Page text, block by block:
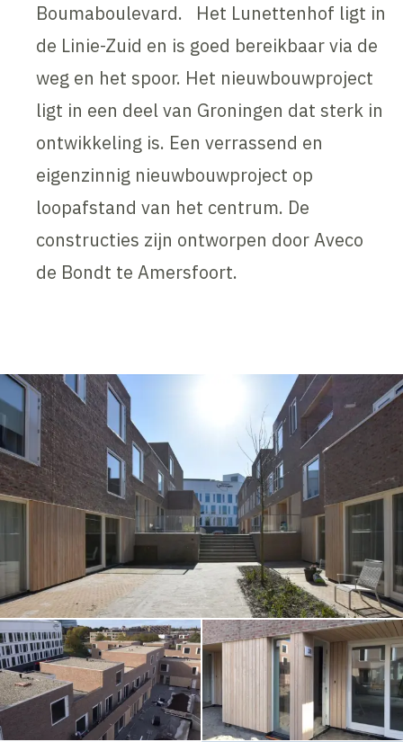
Boumaboulevard. Het Lunettenhof ligt in
de Linie-Zuid en is goed bereikbaar via de
weg en het spoor. Het nieuwbouwproject
ligt in een deel van Groningen dat sterk in
ontwikkeling is. Een verrassend en
eigenzinnig nieuwbouwproject op
loopafstand van het centrum. De
constructies zijn ontworpen door Aveco
de Bondt te Amersfoort.